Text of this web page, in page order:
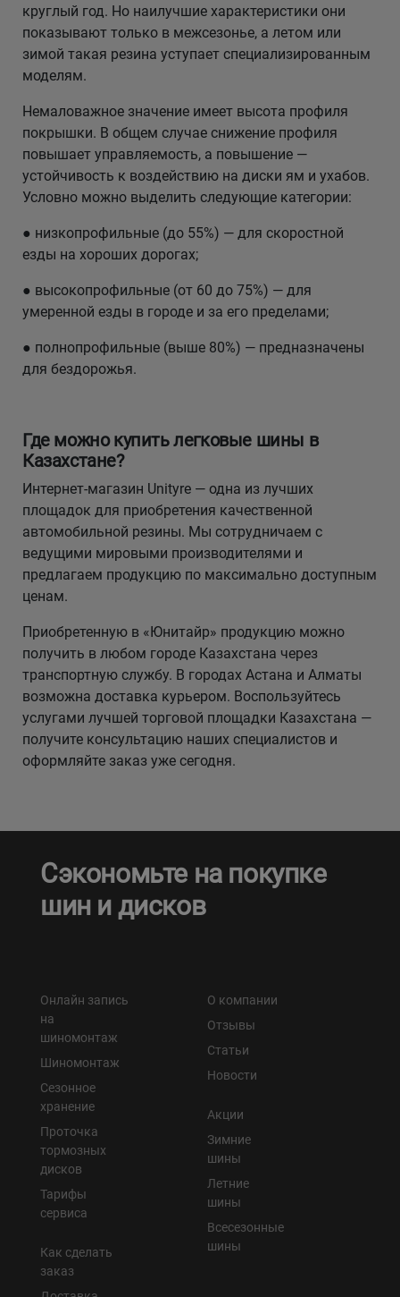
круглый год. Но наилучшие характеристики они
показывают только в межсезонье, а летом или
зимой такая резина уступает специализированным
моделям.
Немаловажное значение имеет высота профиля
покрышки. В общем случае снижение профиля
повышает управляемость, а повышение —
устойчивость к воздействию на диски ям и ухабов.
Условно можно выделить следующие категории:
● низкопрофильные (до 55%) — для скоростной
езды на хороших дорогах;
● высокопрофильные (от 60 до 75%) — для
умеренной езды в городе и за его пределами;
● полнопрофильные (выше 80%) — предназначены
для бездорожья.
Где можно купить легковые шины в
Казахстане?
Интернет-магазин Unityre — одна из лучших
площадок для приобретения качественной
автомобильной резины. Мы сотрудничаем с
ведущими мировыми производителями и
предлагаем продукцию по максимально доступным
ценам.
Приобретенную в «Юнитайр» продукцию можно
получить в любом городе Казахстана через
транспортную службу. В городах Астана и Алматы
возможна доставка курьером. Воспользуйтесь
услугами лучшей торговой площадки Казахстана —
получите консультацию наших специалистов и
оформляйте заказ уже сегодня.
Сэкономьте на покупке
шин и дисков
Онлайн запись
на
шиномонтаж
Шиномонтаж
Сезонное
хранение
Проточка
тормозных
дисков
Тарифы
сервиса
Как сделать
заказ
О компании
Отзывы
Статьи
Новости
Акции
Зимние
шины
Летние
шины
Всесезонные
шины